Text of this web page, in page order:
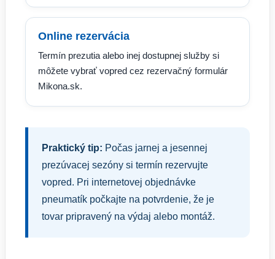
Online rezervácia
Termín prezutia alebo inej dostupnej služby si
môžete vybrať vopred cez rezervačný formulár
Mikona.sk.
Praktický tip: Počas jarnej a jesennej
prezúvacej sezóny si termín rezervujte
vopred. Pri internetovej objednávke
pneumatík počkajte na potvrdenie, že je
tovar pripravený na výdaj alebo montáž.